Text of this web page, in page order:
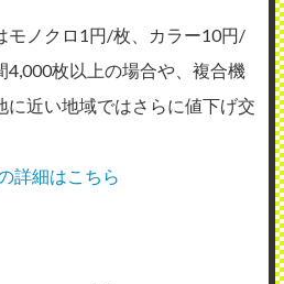
モノクロ1円/枚、カラー10円/
4,000枚以上の場合や、複合機
に近い地域ではさらに値下げ交
詳細はこちら